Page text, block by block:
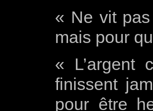
« Ne vit
mais pour
« L’argent
finissent
pour être